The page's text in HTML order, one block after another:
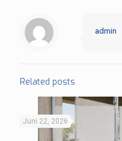
admin
Related posts
Juni 22, 2026